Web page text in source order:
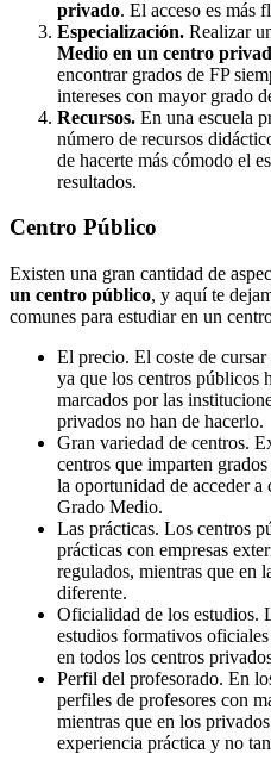
privado. El acceso es más
Especialización. Realizar
Medio en un centro
encontrar grados de FP
intereses con mayor grado
Recursos. En una escuela
número de recursos
de hacerte más cómodo el
resultados.
Centro Público
Existen una gran cantidad de
un centro público, y aquí te
comunes para estudiar en un
El precio. El coste de
ya que los centros públicos
marcados por las
privados no han de hacerlo.
Gran variedad de centros.
centros que imparten
la oportunidad de acceder a
Grado Medio.
Las prácticas. Los centros
prácticas con empresas
regulados, mientras que en
diferente.
Oficialidad de los estudios.
estudios formativos
en todos los centros
Perfil del profesorado. En
perfiles de profesores con
mientras que en los
experiencia práctica y no